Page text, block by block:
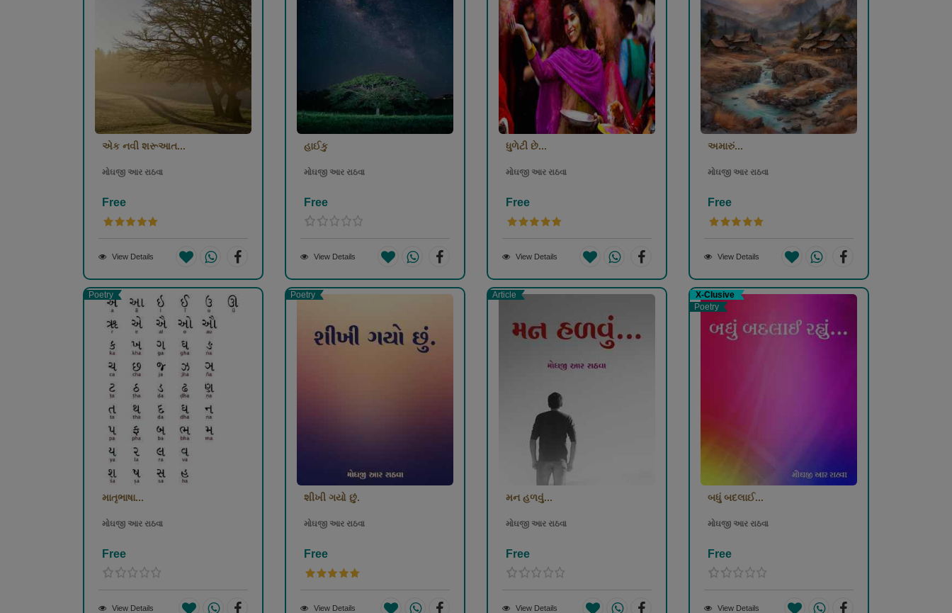
એક નવી શરૂઆત...
મોઘજી આર રાઠવા
Free
View Details
હાઈકુ
મોઘજી આર રાઠવા
Free
View Details
ધુળેટી છે...
મોઘજી આર રાઠવા
Free
View Details
અમારું...
મોઘજી આર રાઠવા
Free
View Details
Poetry
માતૃભાષા...
મોઘજી આર રાઠવા
Free
View Details
Poetry
શીખી ગયો છું.
મોઘજી આર રાઠવા
Free
View Details
Article
મન હળવું...
મોઘજી આર રાઠવા
Free
View Details
X-Clusive
Poetry
બધું બદલાઈ...
મોઘજી આર રાઠવા
Free
View Details